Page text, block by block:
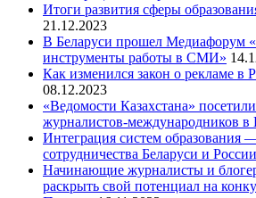
Итоги развития сферы
21.12.2023
В Беларуси прошел Медиафорум
инструменты работы в СМИ»
Как изменился закон о рекламе в
08.12.2023
«Ведомости Казахстана»
журналистов-международников в
Интеграция систем образования
сотрудничества Беларуси и России
Начинающие журналисты и
раскрыть свой потенциал на